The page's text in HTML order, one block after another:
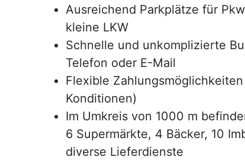
Ausreichend Parkplätze für
kleine LKW
Schnelle und unkomplizierte
Telefon oder E-Mail
Flexible
Konditionen)
Im Umkreis von 1000 m
6 Supermärkte, 4 Bäcker, 10
diverse Lieferdienste